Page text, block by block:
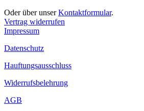
Oder über unserKontaktformular.
Vertrag widerrufen
Impressum
Datenschutz
Hauftungsausschluss
Widerrufsbelehrung
AGB